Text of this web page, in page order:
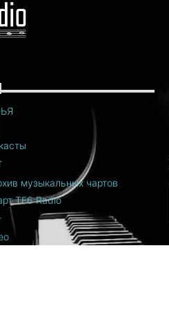
музыкальных чартов
TF6 Radio